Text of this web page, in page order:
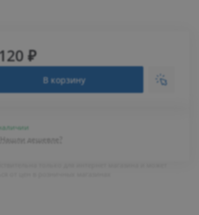
₽
В корзину
Нашли дешевле?